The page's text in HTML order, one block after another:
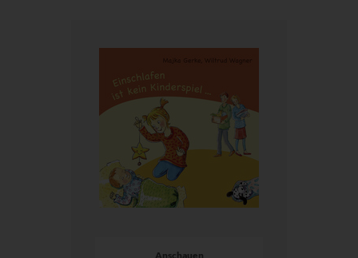
Anschauen